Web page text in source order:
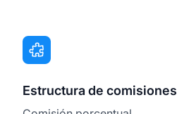
Estructura de comisiones